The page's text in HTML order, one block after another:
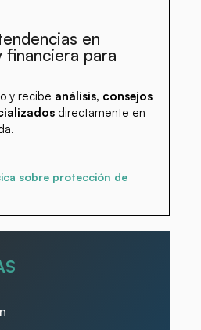
en
financiera para
y recibe análisis, consejos
directamente en
sobre protección de